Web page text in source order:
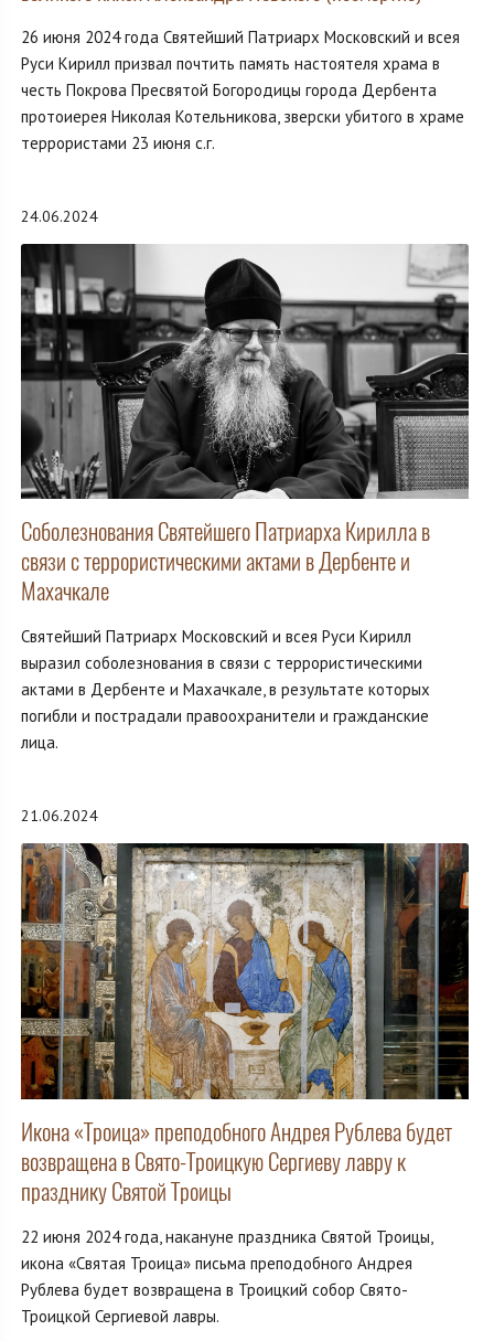
26 июня 2024 года Святейший Патриарх Московский и всея
Руси Кирилл призвал почтить память настоятеля храма в
честь Покрова Пресвятой Богородицы города Дербента
протоиерея Николая Котельникова, зверски убитого в храме
террористами 23 июня с.г.
24.06.2024
Соболезнования Святейшего Патриарха Кирилла в
связи с террористическими актами в Дербенте и
Махачкале
Святейший Патриарх Московский и всея Руси Кирилл
выразил соболезнования в связи с террористическими
актами в Дербенте и Махачкале, в результате которых
погибли и пострадали правоохранители и гражданские
лица.
21.06.2024
Икона «Троица» преподобного Андрея Рублева будет
возвращена в Свято-Троицкую Сергиеву лавру к
празднику Святой Троицы
22 июня 2024 года, накануне праздника Святой Троицы,
икона «Святая Троица» письма преподобного Андрея
Рублева будет возвращена в Троицкий собор Свято-
Троицкой Сергиевой лавры.